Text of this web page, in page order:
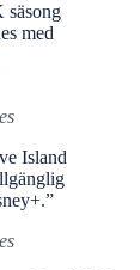
säsong
med
Island